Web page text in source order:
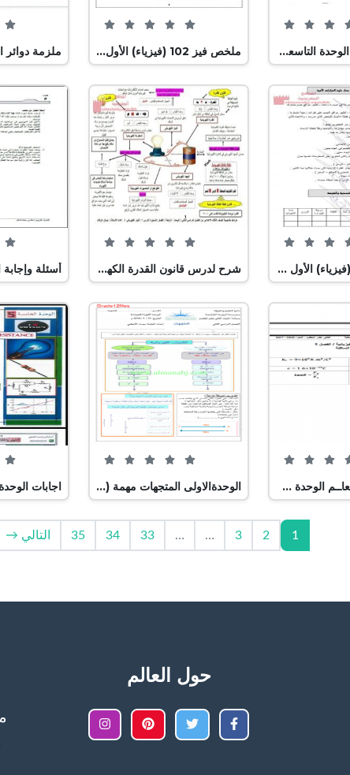
0 من 5 (0 تصويت)
أوراق عمل من الوحدة التاسعة الحث الذاتي, (فيزياء) الثاني عشر المتقدم
0 من 5 (0 تصويت)
ملخص فيز 102 (فيزياء) الأول الثانوي
0 من 5 (0 تصويت)
ملخص الفيزياء (فيزياء) الأول الثانوي
0 من 5 (0 تصويت)
شرح لدرس قانون القدرة الكهربائية
0 من 5 (0 تصويت)
الصف العاشر العاــم الوحدة 5 الازاحة والقوة في بعدين, (فيزياء) العاشر المتقدم
0 من 5 (0 تصويت)
الوحدةالاولى المتجهات مهمة (فيزياء) الثاني عشر المتقدم
1
2
3
…
…
33
34
35 التالي →
حول العالم